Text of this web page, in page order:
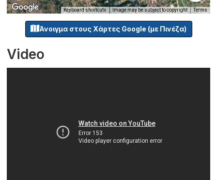
Keyboard shortcuts Image may be subject to copyright Terms
Άνοιγμα στους Χάρτες Google (με Πινέζα)
Video